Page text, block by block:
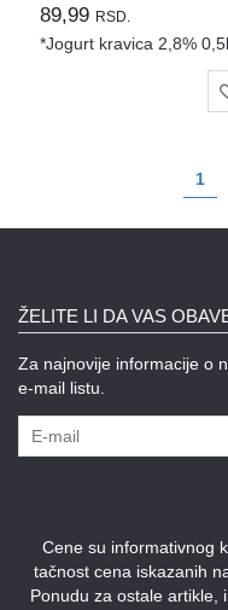
89,99 RSD.
*Jogurt kravica 2,8%
1
ŽELITE LI DA VAS
Za najnovije informacije o
e-mail listu.
Cene su informativnog
tačnost cena iskazanih
Ponudu za ostale artikle,